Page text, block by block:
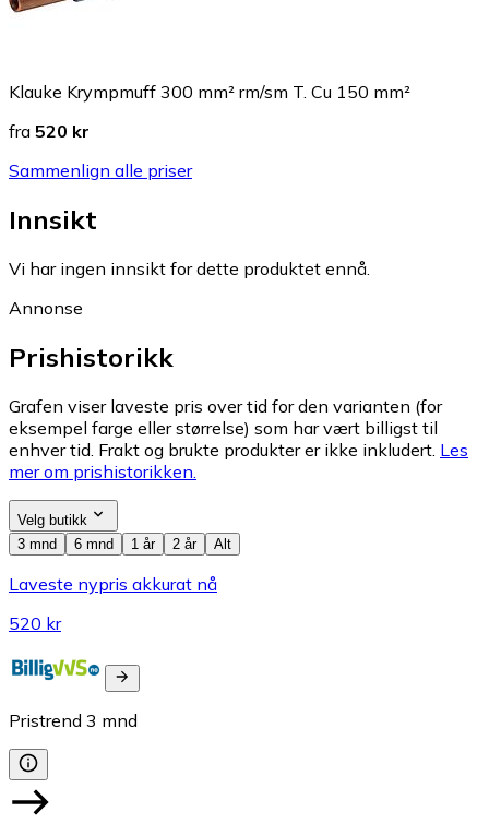
Klauke Krympmuff 300 mm² rm/sm T. Cu 150 mm²
fra 520 kr
Sammenlign alle priser
Innsikt
Vi har ingen innsikt for dette produktet ennå.
Annonse
Prishistorikk
Grafen viser laveste pris over tid for den varianten (for
eksempel farge eller størrelse) som har vært billigst til
enhver tid. Frakt og brukte produkter er ikke inkludert. Les
mer om prishistorikken.
Velg butikk
3 mnd
6 mnd 1 år 2 år Alt
Laveste nypris akkurat nå
520 kr
Pristrend 3 mnd